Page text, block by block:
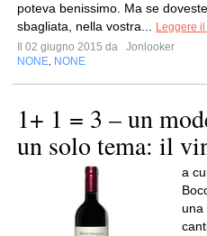
poteva benissimo. Ma se
sbagliata, nella vostra...
Leggere
Il 02 giugno 2015 da
Jonlooker
NONE NONE
1+ 1 = 3 – un
un solo tema: il
a
una